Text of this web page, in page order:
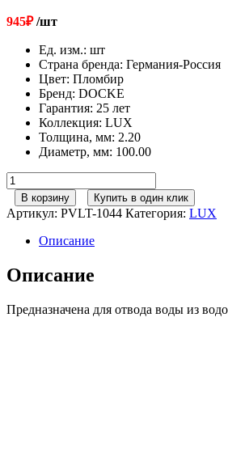
945₽/шт
Ед. изм.: шт
Страна бренда: Германия-Россия
Цвет: Пломбир
Бренд: DOCKE
Гарантия: 25 лет
Коллекция: LUX
Толщина, мм: 2.20
Диаметр, мм: 100.00
Количество
товара
141/100
Docke
Lux
водосточная
3м
В корзину Купить в один клик
Артикул: PVLT-1044 Категория: LUX
Описание
Описание
Предназначена для отвода воды из